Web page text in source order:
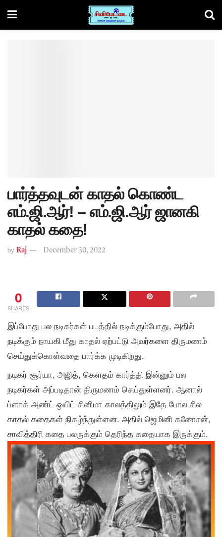
பார்த்தவுடன் காதல் கொண்ட
எம்.ஜி.ஆர்! – எம்.ஜி.ஆர் ஜானகி
காதல் கதை!
by Raj December 30, 2022
0
SHARES
இப்போது பல நடிகர்கள் படத்தில் நடிக்கும்போது, அதில்
நடிக்கும் நாயகி மீது காதல் ஏற்பட்டு அவர்களை திருமணம்
செய்துக்கொள்வதை பார்க்க முடிகிறது.
நடிகர் சூர்யா, அஜித், கெளதம் கார்த்தி இன்னும் பல
நடிகர்கள் அப்படிதான் திருமணம் செய்துள்ளனர். ஆனால்
ப்ளாக் அண்ட் ஒயிட் சினிமா காலத்திலும் இதே போல சில
காதல் கதைகள் நிகழ்ந்துள்ளன. அதில் ஜெமினி கணேசன்,
சாவித்திரி கதை பலருக்கும் தெரிந்த கதையாக இருக்கும்.